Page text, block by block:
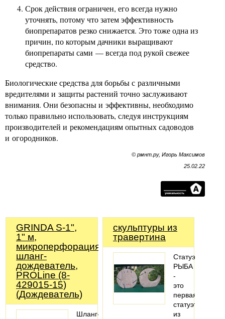
Срок действия ограничен, его всегда нужно
уточнять, потому что затем эффективность
биопрепаратов резко снижается. Это тоже одна из
причин, по которым дачники выращивают
биопрепараты сами — всегда под рукой свежее
средство.
Биологические средства для борьбы с различными
вредителями и защиты растений точно заслуживают
внимания. Они безопасны и эффективны, необходимо
только правильно использовать, следуя инструкциям
производителей и рекомендациям опытных садоводов
и огородников.
© рмнт.ру, Игорь Максимов
25.02.22
GRINDA S-1",
1" м,
микроперфорация,
шланг-
дождеватель,
PROLine (8-
429015-15)
(Дождеватель)
Шланг-
скульптуры из
травертина
Статуэтка
РЫБА
-
это
первая
статуэтка
из